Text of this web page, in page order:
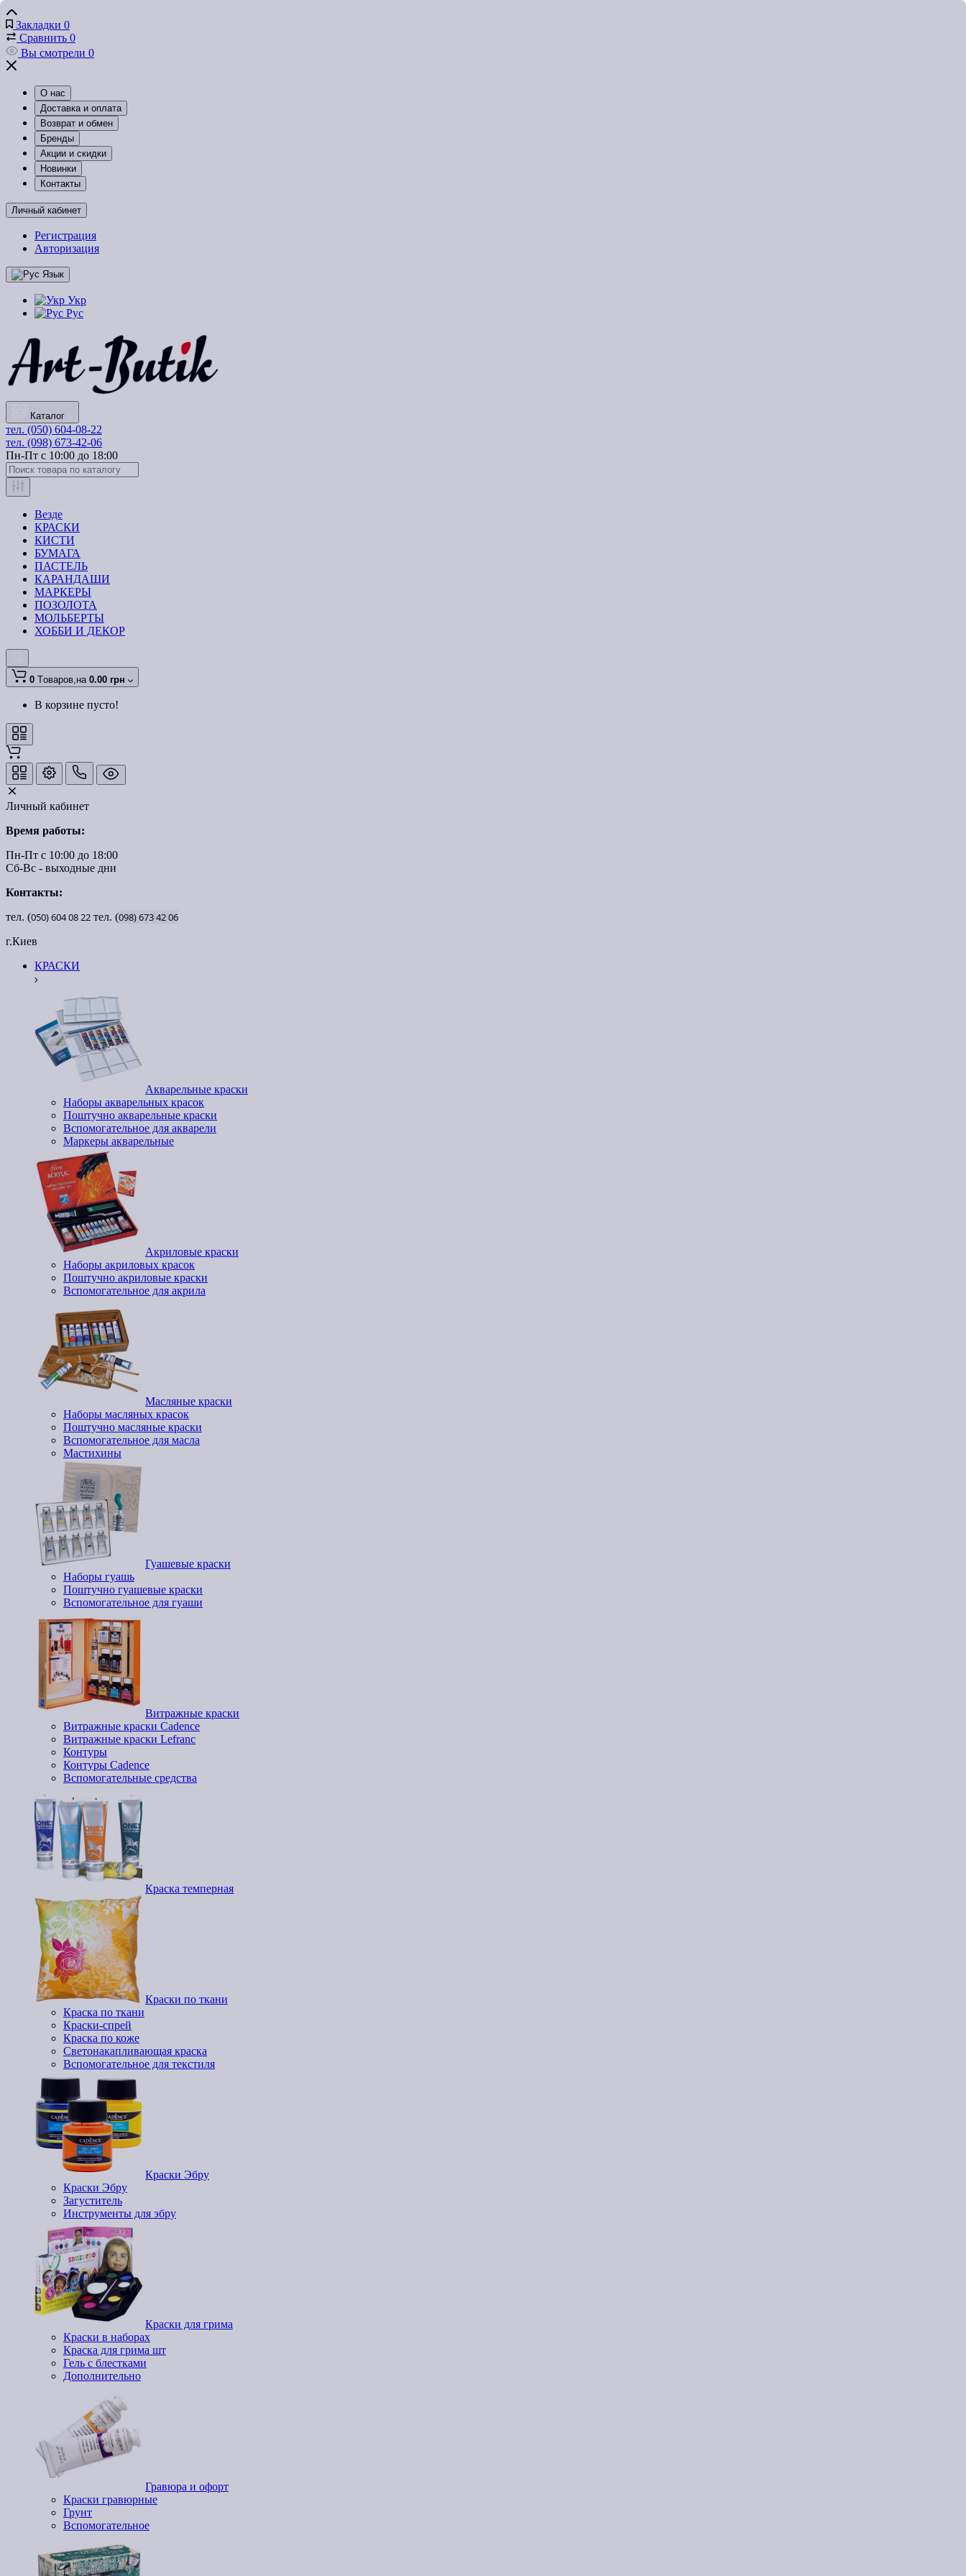
Закладки 0
Сравнить 0
Вы смотрели 0
О нас
Доставка и оплата
Возврат и обмен
Бренды
Акции и скидки
Новинки
Контакты
Личный кабинет
Регистрация
Авторизация
Язык
Укр
Рус
Каталог
тел. (050) 604-08-22
тел. (098) 673-42-06
Пн-Пт с 10:00 до 18:00
Везде
КРАСКИ
КИСТИ
БУМАГА
ПАСТЕЛЬ
КАРАНДАШИ
МАРКЕРЫ
ПОЗОЛОТА
МОЛЬБЕРТЫ
ХОББИ И ДЕКОР
0 Tоваров,на 0.00 грн
В корзине пусто!
Личный кабинет
Время работы:
Пн-Пт с 10:00 до 18:00
Сб-Вс - выходные дни
Контакты:
тел. (050)6040822 тел. (098)6734206
г.Киев
КРАСКИ
Акварельные краски
Наборы акварельных красок
Поштучно акварельные краски
Вспомогательное для акварели
Маркеры акварельные
Акриловые краски
Наборы акриловых красок
Поштучно акриловые краски
Вспомогательное для акрила
Масляные краски
Наборы масляных красок
Поштучно масляные краски
Вспомогательное для масла
Мастихины
Гуашевые краски
Наборы гуашь
Поштучно гуашевые краски
Вспомогательное для гуаши
Витражные краски
Витражные краски Cadence
Витражные краски Lefranc
Контуры
Контуры Cadence
Вспомогательные средства
Краска темперная
Краски по ткани
Краска по ткани
Краски-спрей
Краска по коже
Светонакапливающая краска
Вспомогательное для текстиля
Краски Эбру
Краски Эбру
Загуститель
Инструменты для эбру
Краски для грима
Краски в наборах
Краска для грима шт
Гель с блестками
Дополнительно
Гравюра и офорт
Краски гравюрные
Грунт
Вспомогательное